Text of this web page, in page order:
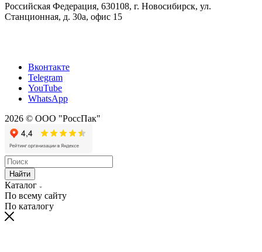
Российская Федерация, 630108, г. Новосибирск, ул.
Станционная, д. 30а, офис 15
Вконтакте
Telegram
YouTube
WhatsApp
2026 © ООО "РоссПак"
Найти
Каталог
По всему сайту
По каталогу